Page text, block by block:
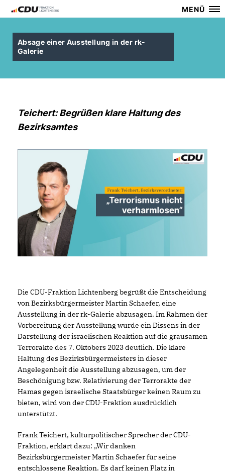
MENÜ
Absage einer Ausstellung in der rk-
Galerie
Teichert: Begrüßen klare Haltung des
Bezirksamtes
Die CDU-Fraktion Lichtenberg begrüßt die Entscheidung
von Bezirksbürgermeister Martin Schaefer, eine
Ausstellung in der rk-Galerie abzusagen. Im Rahmen der
Vorbereitung der Ausstellung wurde ein Dissens in der
Darstellung der israelischen Reaktion auf die grausamen
Terrorakte des 7. Oktobers 2023 deutlich. Die klare
Haltung des Bezirksbürgermeisters in dieser
Angelegenheit die Ausstellung abzusagen, um der
Beschönigung bzw. Relativierung der Terrorakte der
Hamas gegen israelische Staatsbürger keinen Raum zu
bieten, wird von der CDU-Fraktion ausdrücklich
unterstützt.
Frank Teichert, kulturpolitischer Sprecher der CDU-
Fraktion, erklärt dazu: „Wir danken
Bezirksbürgermeister Martin Schaefer für seine
entschlossene Reaktion. Es darf keinen Platz in